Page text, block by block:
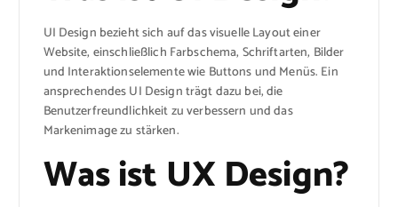
UI Design bezieht sich auf das visuelle Layout einer
Website, einschließlich Farbschema, Schriftarten, Bilder
und Interaktionselemente wie Buttons und Menüs. Ein
ansprechendes UI Design trägt dazu bei, die
Benutzerfreundlichkeit zu verbessern und das
Markenimage zu stärken.
Was ist UX Design?